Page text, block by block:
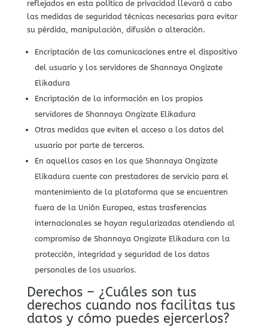
reflejados en esta política de privacidad llevará a cabo
las medidas de seguridad técnicas necesarias para evitar
su pérdida, manipulación, difusión o alteración.
Encriptación de las comunicaciones entre el dispositivo
del usuario y los servidores de Shannaya Ongizate
Elikadura
Encriptación de la información en los propios
servidores de Shannaya Ongizate Elikadura
Otras medidas que eviten el acceso a los datos del
usuario por parte de terceros.
En aquellos casos en los que Shannaya Ongizate
Elikadura cuente con prestadores de servicio para el
mantenimiento de la plataforma que se encuentren
fuera de la Unión Europea, estas trasferencias
internacionales se hayan regularizadas atendiendo al
compromiso de Shannaya Ongizate Elikadura con la
protección, integridad y seguridad de los datos
personales de los usuarios.
Derechos – ¿Cuáles son tus
derechos cuando nos facilitas tus
datos y cómo puedes ejercerlos?